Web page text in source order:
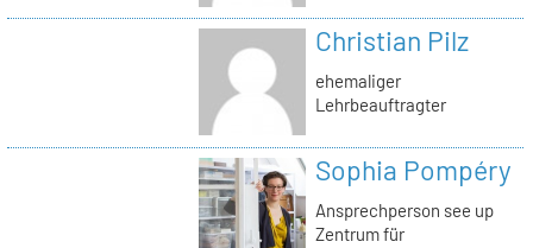
Christian Pilz
ehemaliger
Lehrbeauftragter
Sophia Pompéry
Ansprechperson see up
Zentrum für